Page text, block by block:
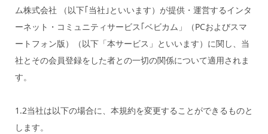
ム株式会社 （以下｢当社｣といいます）が提供・運営するインタ
ーネット・コミュニティサービス｢ベビカム」（PCおよびスマ
ートフォン版）（以下「本サービス」といいます）に関し、当
社とその会員登録をした者との一切の関係について適用されま
す。
1.2当社は以下の場合に、本規約を変更することができるものと
します。